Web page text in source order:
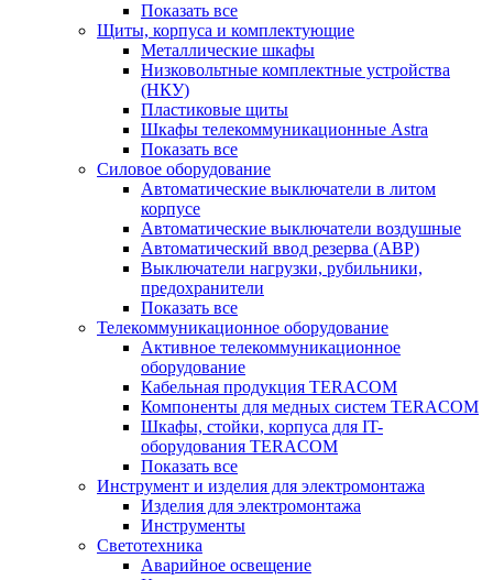
Показать все
Щиты, корпуса и комплектующие
Металлические шкафы
Низковольтные комплектные устройства
(НКУ)
Пластиковые щиты
Шкафы телекоммуникационные Astra
Показать все
Силовое оборудование
Автоматические выключатели в литом
корпусе
Автоматические выключатели воздушные
Автоматический ввод резерва (АВР)
Выключатели нагрузки, рубильники,
предохранители
Показать все
Телекоммуникационное оборудование
Активное телекоммуникационное
оборудование
Кабельная продукция TERACOM
Компоненты для медных систем TERACOM
Шкафы, стойки, корпуса для IT-
оборудования TERACOM
Показать все
Инструмент и изделия для электромонтажа
Изделия для электромонтажа
Инструменты
Светотехника
Аварийное освещение